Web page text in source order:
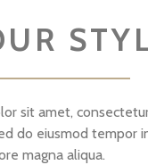
sit amet,
do eiusmod tempor
magna aliqua.